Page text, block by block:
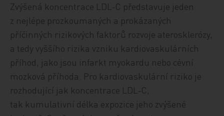
Zvýšená koncentrace LDL‑C představuje jeden
z nejlépe prozkoumaných a prokázaných
příčinných rizikových faktorů rozvoje aterosklerózy,
a tedy vyššího rizika vzniku kardiovaskulárních
příhod, jako jsou infarkt myokardu nebo cévní
mozková příhoda. Pro kardiovaskulární riziko je
rozhodující jak koncentrace LDL‑C,
tak kumulativní délka expozice jeho zvýšené